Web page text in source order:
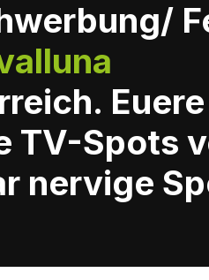
TV-Spots
nervige